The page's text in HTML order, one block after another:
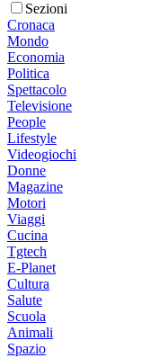
Sezioni
Cronaca
Mondo
Economia
Politica
Spettacolo
Televisione
People
Lifestyle
Videogiochi
Donne
Magazine
Motori
Viaggi
Cucina
Tgtech
E-Planet
Cultura
Salute
Scuola
Animali
Spazio